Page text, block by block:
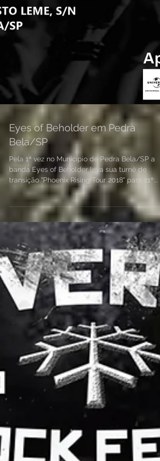
Eyes of Beholder em Pedra
Bela/SP
Pela 1ª vez no Município de Pedra Bela/SP a
banda Eyes of Beholder leva sua turnê de
transição "Phoenix Rising Tour 2018" para 21º...